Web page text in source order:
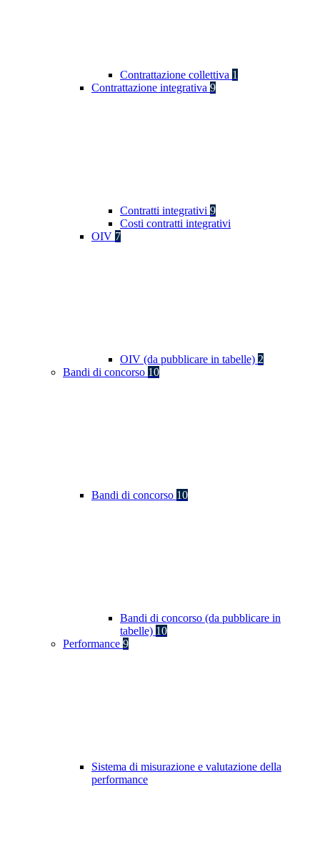
Contrattazione collettiva 1
Contrattazione integrativa 9
Contratti integrativi 9
Costi contratti integrativi
OIV 7
OIV (da pubblicare in tabelle) 2
Bandi di concorso 10
Bandi di concorso 10
Bandi di concorso (da pubblicare in
tabelle) 10
Performance 9
Sistema di misurazione e valutazione della
performance